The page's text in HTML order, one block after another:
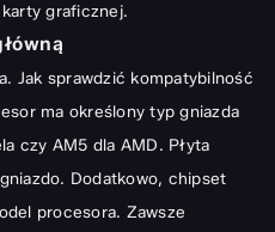
graficznej.
Jak sprawdzić kompatybilność
ma określony typ gniazda
czy AM5 dla AMD. Płyta
Dodatkowo, chipset
procesora. Zawsze